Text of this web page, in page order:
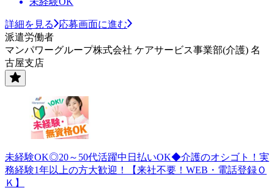
詳細を見る
応募画面に進む
派遣労働者
マンパワーグループ株式会社 ケアサービス事業部(介護) 名
古屋支店
未経験OK◎20～50代活躍中日払いOK◆介護のオシゴト！実
務経験1年以上の方大歓迎！【来社不要！WEB・電話登録Ｏ
Ｋ】